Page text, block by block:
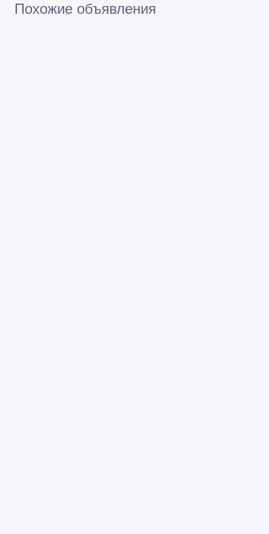
Похожие объявления